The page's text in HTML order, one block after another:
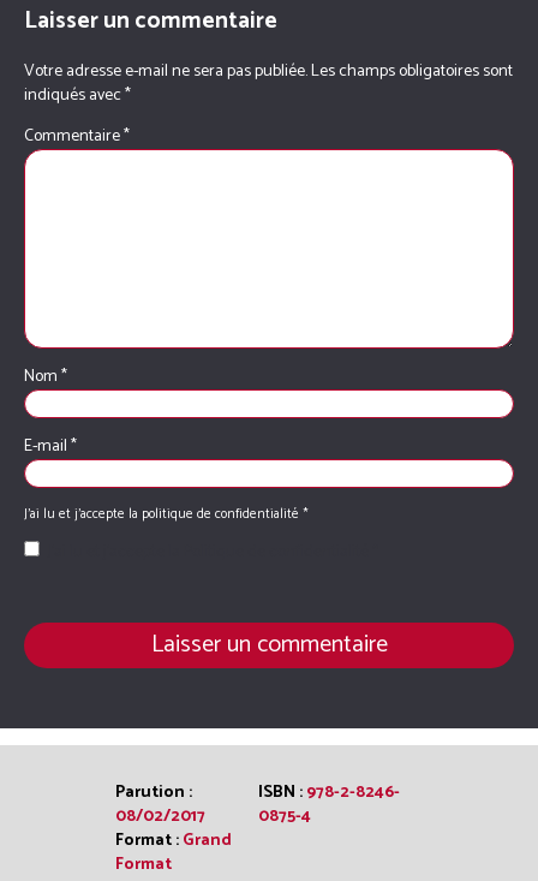
Laisser un commentaire
Votre adresse e-mail ne sera pas publiée.Les champs obligatoires sont
indiqués avec*
Commentaire*
Nom*
E-mail*
J'ai lu et j'accepte la politique de confidentialité *
Parution :
08/02/2017
ISBN :978-2-8246-
0875-4
Format :Grand
Format